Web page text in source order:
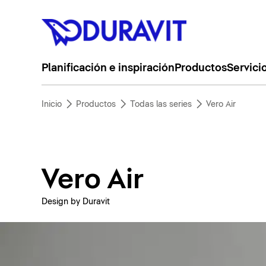
Planificación e inspiración Productos
Inicio Productos Todas las series Vero Air
Vero Air
Design by Duravit